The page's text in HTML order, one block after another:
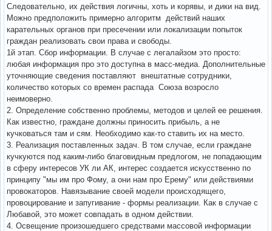
Следовательно, их действия логичны, хоть и корявы, и дики на вид.
Можно предположить примерно алгоритм действий наших
карательных органов при пресечении или локализации попыток
граждан реализовать свои права и свободы.
1й этап. Сбор информации. В случае с легалайзом это просто:
любая информация про это доступна в масс-медиа. Дополнительные
уточняющие сведения поставляют внештатные сотрудники,
количество которых со времен распада Союза возросло
неимоверно.
2. Определение собственно проблемы, методов и целей ее решения.
Как известно, граждане должны приносить прибыль, а не
кучковаться там и сям. Необходимо как-то ставить их на место.
3. Реализация поставленных задач. В том случае, если граждане
кучкуются под каким-либо благовидным предлогом, не попадающим
в сферу интересов УК ли АК, интерес создается искусственно по
принципу "мы им про Фому, а они нам про Ерему" или действиями
провокаторов. Навязывание своей модели происходящего,
провоцирование и запугивание - формы реализации. Как в случае с
Любавой, это может совпадать в одном действии.
4. Освещение произошедшего средствами массовой информации